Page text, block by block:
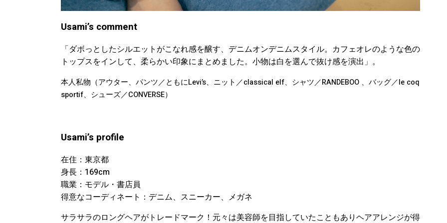
Usami’s comment
「ダボっとしたシルエットがこなれ感を醸す、デニムオンデニムスタイル。カフェオレのような色の
トップスをインして、柔らかい印象にまとめました。小物は白を選んで抜け感を演出」。
本人私物（アウター、パンツ／ともにLevi’s、ニット／classical elf、シャツ／RANDEBOO 、バッグ／le coq
sportif、シューズ／CONVERSE）
Usami’s profile
在住：東京都
身長：169cm
職業：モデル・書店員
得意なコーディネート：デニム、スニーカー、メガネ
サラサラのロングヘアがトレードマーク！元々は美容師を目指していたこともありヘアアレンジが得